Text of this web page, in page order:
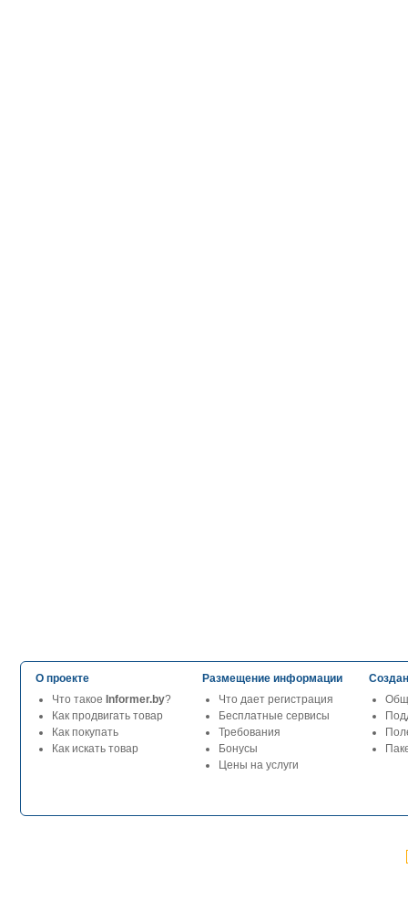
О проекте
Что такое Informer.by?
Как продвигать товар
Как покупать
Как искать товар
Размещение информации
Что дает регистрация
Бесплатные сервисы
Требования
Бонусы
Цены на услуги